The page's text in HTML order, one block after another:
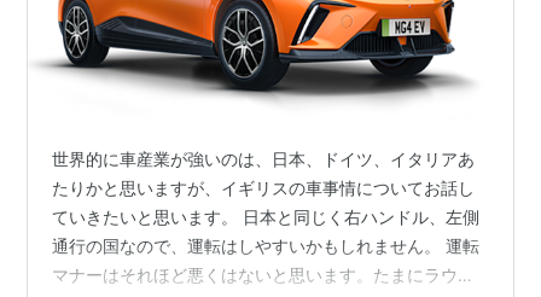
世界的に車産業が強いのは、日本、ドイツ、イタリアあ
たりかと思いますが、イギリスの車事情についてお話し
ていきたいと思います。 日本と同じく右ハンドル、左側
通行の国なので、運転はしやすいかもしれません。 運転
マナーはそれほど悪くはないと思います。たまにラウン